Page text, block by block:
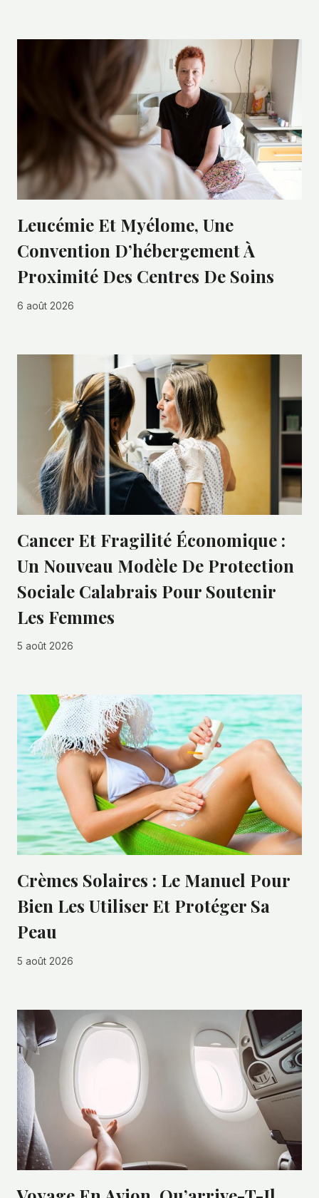
Leucémie Et Myélome, Une
Convention D’hébergement À
Proximité Des Centres De Soins
6 août 2026
Cancer Et Fragilité Économique :
Un Nouveau Modèle De Protection
Sociale Calabrais Pour Soutenir
Les Femmes
5 août 2026
Crèmes Solaires : Le Manuel Pour
Bien Les Utiliser Et Protéger Sa
Peau
5 août 2026